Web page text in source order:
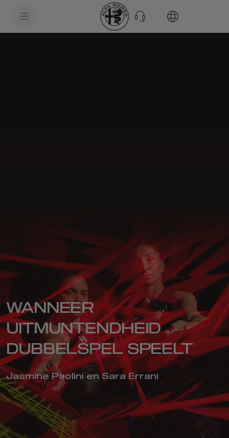
WANNEER
UITMUNTENDHEID
DUBBELSPEL SPEELT
Jasmine Paolini en Sara Errani